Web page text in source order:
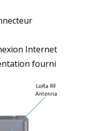
Internet
fourni